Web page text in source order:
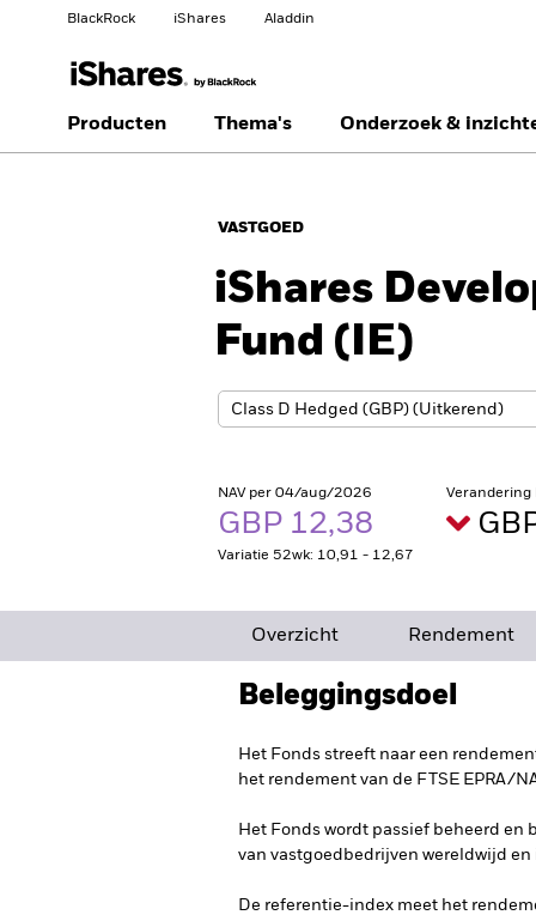
BlackRock iShares Aladdin
Ander beleggerstype
Professionele belegger
Verander uw locatie
France
Magyarország
Schweiz
Producten Thema's Onderzoek &
VASTGOED
iShares
Fund (IE)
NAV per 04/aug/2026
GBP 12,38
Variatie 52wk: 10,91 - 12,67
Verandering
Overzicht Rendement
Beleggingsdoel
Het Fonds streeft naar een
het rendement van de FTSE EPRA/
Het Fonds wordt passief beheerd en
van vastgoedbedrijven wereldwijd
De referentie-index meet het